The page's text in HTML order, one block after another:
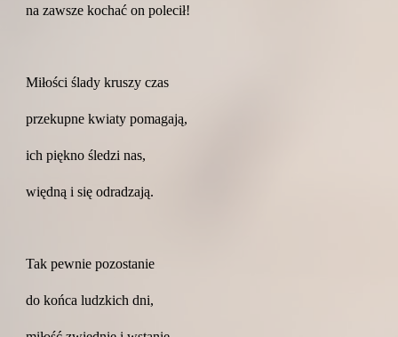
na zawsze kochać on polecił!
Miłości ślady kruszy czas
przekupne kwiaty pomagają,
ich piękno śledzi nas,
więdną i się odradzają.
Tak pewnie pozostanie
do końca ludzkich dni,